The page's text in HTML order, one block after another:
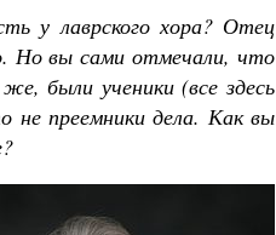
у лаврского хора? Отец
Но вы сами отмечали, что
были ученики (все здесь
не преемники дела. Как вы